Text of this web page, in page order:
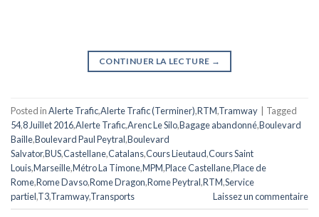
CONTINUER LA LECTURE →
Posted inAlerte Trafic,Alerte Trafic (Terminer),RTM,Tramway
Tagged
54,8 Juillet 2016,Alerte Trafic,Arenc Le Silo,Bagage abandonné,Boulevard
Baille,Boulevard Paul Peytral,Boulevard
Salvator,BUS,Castellane,Catalans,Cours Lieutaud,Cours Saint
Louis,Marseille,Métro La Timone,MPM,Place Castellane,Place de
Rome,Rome Davso,Rome Dragon,Rome Peytral,RTM,Service
partiel,T3,Tramway,Transports Laissez un commentaire